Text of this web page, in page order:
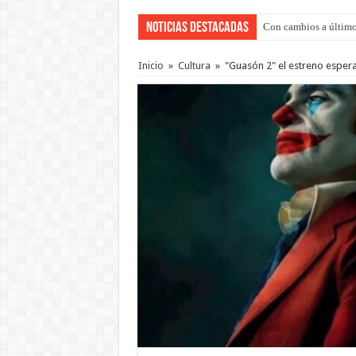
Noticias Destacadas Con cambios a
Adopción en Entre
Inicio » Cultura » "Guasón 2" el estreno